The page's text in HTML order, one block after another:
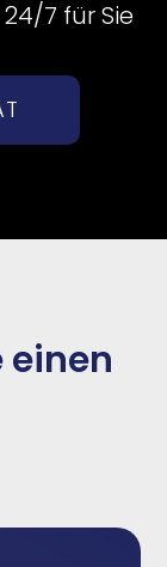
7 für Sie
einen